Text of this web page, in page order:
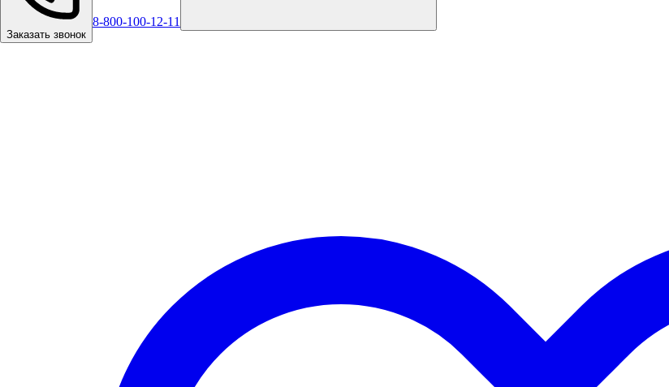
Заказать звонок
8-800-100-12-11